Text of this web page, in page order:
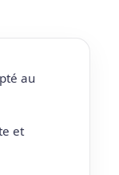
au
et